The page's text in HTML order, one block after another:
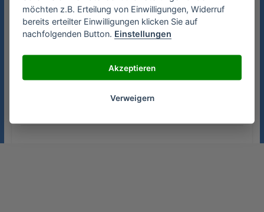
sodass sich die Magnetfelder zu einem
zusammen schließen. Das so entstandene
Magnetfeld richtet seine Richtung mit jeder
Phase neu aus.
möchten z.B. Erteilung von Einwilligungen, Widerruf
bereits erteilter Einwilligungen klicken Sie auf
nachfolgenden Button. Einstellungen
Akzeptieren
Verweigern